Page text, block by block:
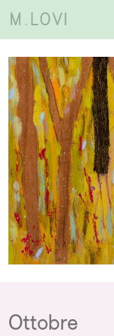
Ottobre